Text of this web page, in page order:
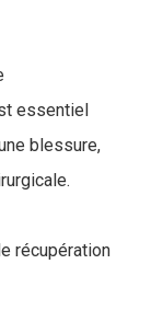
essentiel
blessure,
récupération